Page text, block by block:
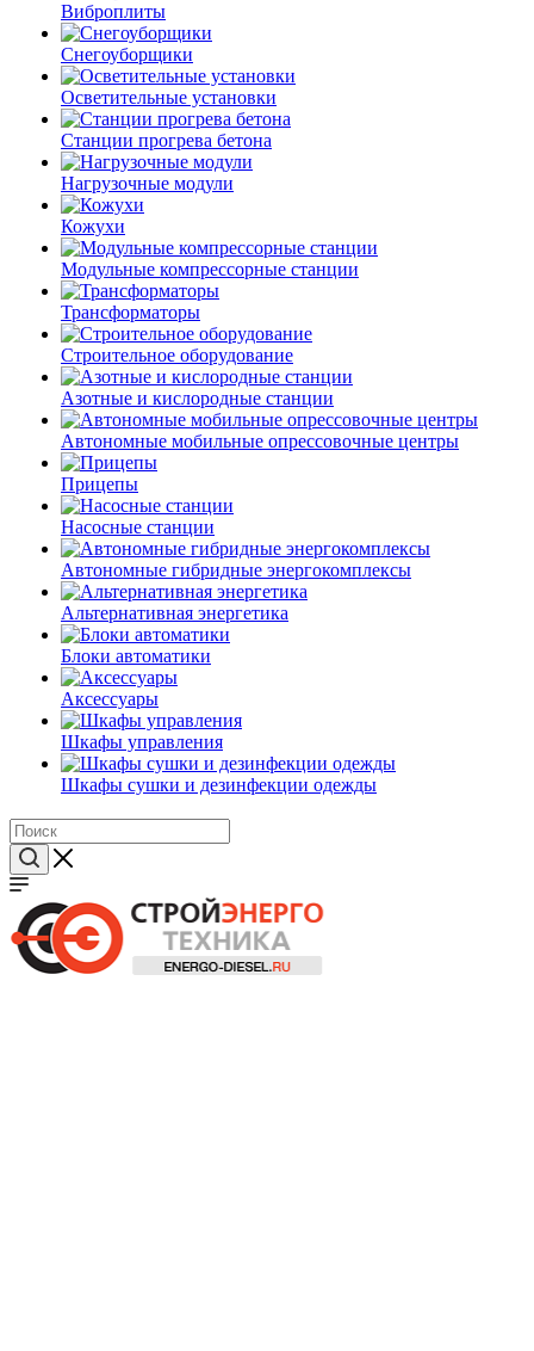
Виброплиты
Снегоуборщики
Осветительные установки
Станции прогрева бетона
Нагрузочные модули
Кожухи
Модульные компрессорные станции
Трансформаторы
Строительное оборудование
Азотные и кислородные станции
Автономные мобильные опрессовочные центры
Прицепы
Насосные станции
Автономные гибридные энергокомплексы
Альтернативная энергетика
Блоки автоматики
Аксессуары
Шкафы управления
Шкафы сушки и дезинфекции одежды